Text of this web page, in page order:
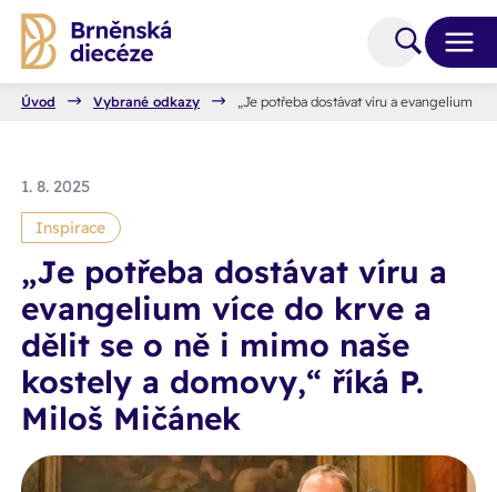
Úvod Vybrané odkazy „Je potřeba dostávat víru a evangelium
1. 8. 2025
Inspirace
„Je potřeba dostávat víru a
evangelium více do krve a
dělit se o ně i mimo naše
kostely a domovy,“ říká P.
Miloš Mičánek